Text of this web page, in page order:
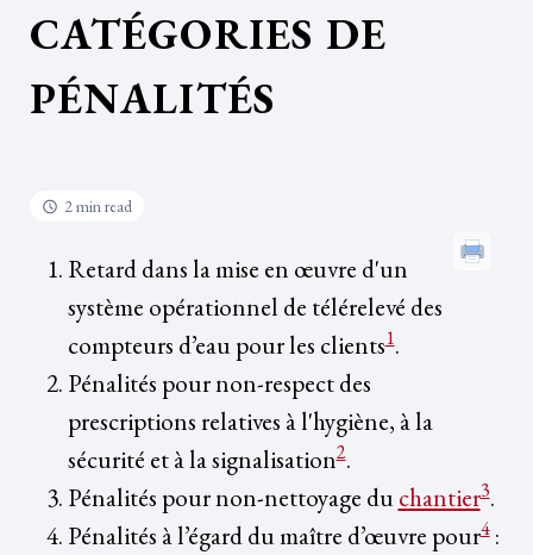
CATÉGORIES DE
PÉNALITÉS
2 min read
Retard dans la mise en œuvre d'un
système opérationnel de télérelevé des
compteurs d’eau pour les clients1.
Pénalités pour non-respect des
prescriptions relatives à l'hygiène, à la
sécurité et à la signalisation2.
Pénalités pour non-nettoyage duchantier3.
Pénalités à l’égard du maître d’œuvre pour4: